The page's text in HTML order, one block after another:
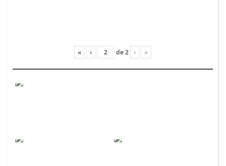
« ‹ de2 › »